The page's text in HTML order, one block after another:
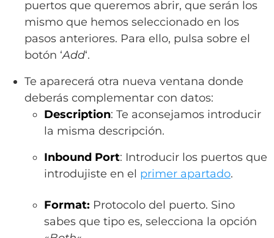
puertos que queremos abrir, que serán los
mismo que hemos seleccionado en los
pasos anteriores. Para ello, pulsa sobre el
botón ‘Add‘.
Te aparecerá otra nueva ventana donde
deberás complementar con datos:
Description: Te aconsejamos introducir
la misma descripción.
Inbound Port: Introducir los puertos que
introdujiste en el primer apartado.
Format: Protocolo del puerto. Sino
sabes que tipo es, selecciona la opción